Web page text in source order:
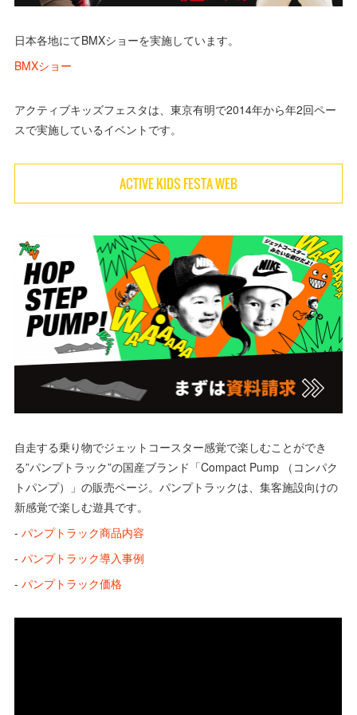
日本各地にてBMXショーを実施しています。
BMXショー
アクティブキッズフェスタは、東京有明で2014年から年2回ペー
スで実施しているイベントです。
ACTIVE KIDS FESTA WEB
自走する乗り物でジェットコースター感覚で楽しむことができ
る”パンプトラック”の国産ブランド「Compact Pump （コンパク
トパンプ）」の販売ページ。パンプトラックは、集客施設向けの
新感覚で楽しむ遊具です。
-パンプトラック商品内容
-パンプトラック導入事例
-パンプトラック価格